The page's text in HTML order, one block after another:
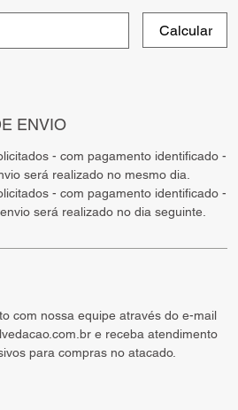
Calcular
ENVIO
- com pagamento identificado -
será realizado no mesmo dia.
- com pagamento identificado -
será realizado no dia seguinte.
com nossa equipe através do e-mail
e receba atendimento
para compras no atacado.